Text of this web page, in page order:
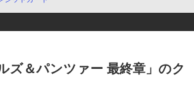
ズ＆パンツァー 最終章」のク